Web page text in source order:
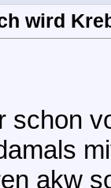
wird
schon
akw